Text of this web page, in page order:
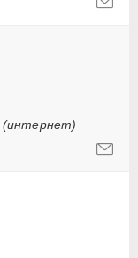
(интернет)